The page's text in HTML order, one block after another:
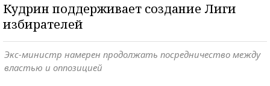
Кудрин поддерживает создание Лиги
избирателей
Экс-министр намерен продолжать посредничество между
властью и оппозицией